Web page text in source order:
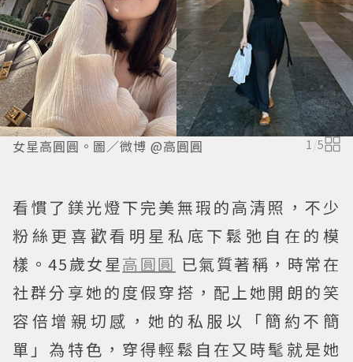
女星高圓圓。圖／微博 @高圓圓 1/5
看慣了鎂光燈下完美無瑕的高清照，不少
粉絲更喜歡看明星私底下鬆弛自在的模
樣。45歲女星高圓圓 已氣質著稱，時常在
社群分享她的度假穿搭，配上她開朗的笑
容倍增親切感，她的私服以「簡約不簡
單」為特色，穿得輕鬆自在又時髦就是她